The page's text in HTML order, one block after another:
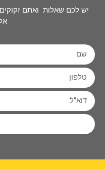
יש לכם שאלות ואתם